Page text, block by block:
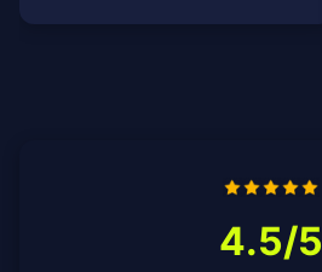
4.5/5